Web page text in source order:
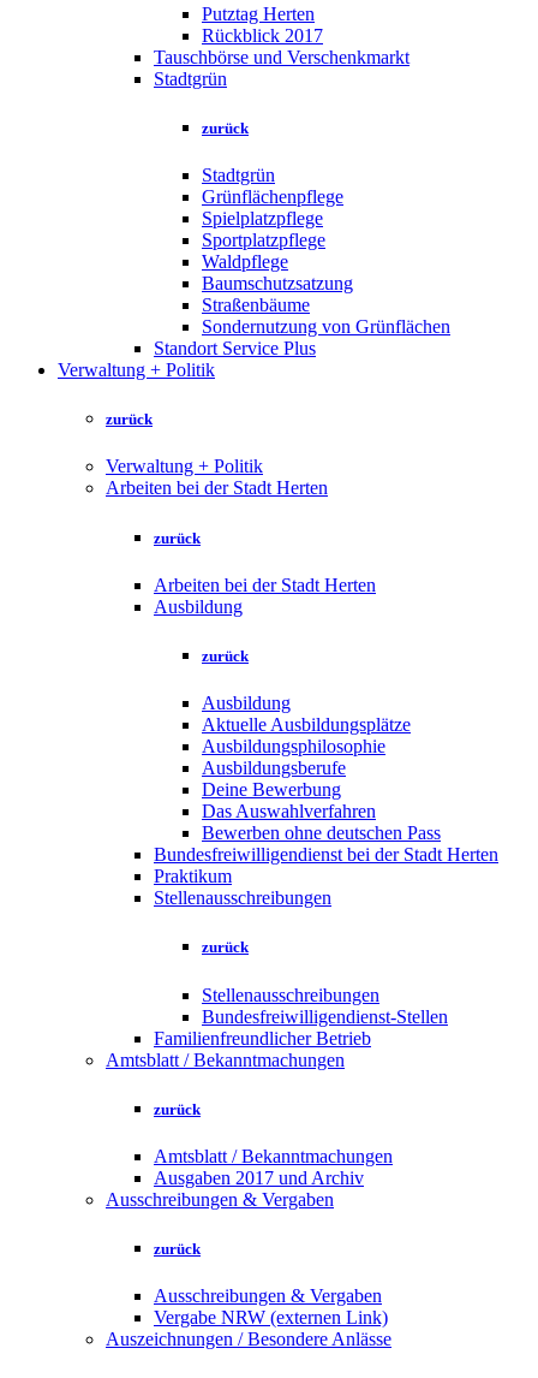
Putztag Herten
Rückblick 2017
Tauschbörse und Verschenkmarkt
Stadtgrün
zurück
Stadtgrün
Grünflächenpflege
Spielplatzpflege
Sportplatzpflege
Waldpflege
Baumschutzsatzung
Straßenbäume
Sondernutzung von Grünflächen
Standort Service Plus
Verwaltung + Politik
zurück
Verwaltung + Politik
Arbeiten bei der Stadt Herten
zurück
Arbeiten bei der Stadt Herten
Ausbildung
zurück
Ausbildung
Aktuelle Ausbildungsplätze
Ausbildungsphilosophie
Ausbildungsberufe
Deine Bewerbung
Das Auswahlverfahren
Bewerben ohne deutschen Pass
Bundesfreiwilligendienst bei der Stadt Herten
Praktikum
Stellenausschreibungen
zurück
Stellenausschreibungen
Bundesfreiwilligendienst-Stellen
Familienfreundlicher Betrieb
Amtsblatt / Bekanntmachungen
zurück
Amtsblatt / Bekanntmachungen
Ausgaben 2017 und Archiv
Ausschreibungen & Vergaben
zurück
Ausschreibungen & Vergaben
Vergabe NRW (externen Link)
Auszeichnungen / Besondere Anlässe